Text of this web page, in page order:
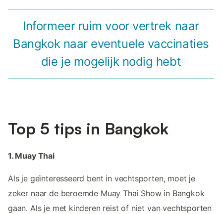
Informeer ruim voor vertrek naar
Bangkok naar eventuele vaccinaties
die je mogelijk nodig hebt
Top 5 tips in Bangkok
1. Muay Thai
Als je geïnteresseerd bent in vechtsporten, moet je
zeker naar de beroemde Muay Thai Show in Bangkok
gaan. Als je met kinderen reist of niet van vechtsporten